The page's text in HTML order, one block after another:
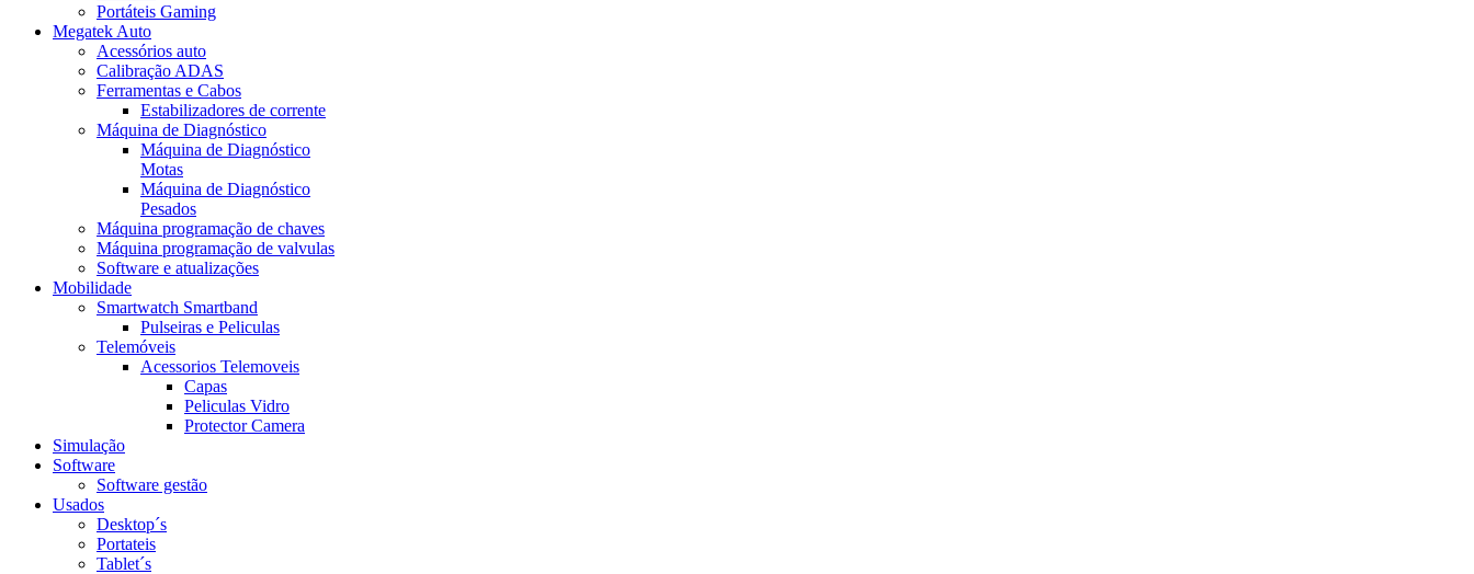
Portáteis Gaming
Megatek Auto
Acessórios auto
Calibração ADAS
Ferramentas e Cabos
Estabilizadores de corrente
Máquina de Diagnóstico
Máquina de Diagnóstico
Motas
Máquina de Diagnóstico
Pesados
Máquina programação de chaves
Máquina programação de valvulas
Software e atualizações
Mobilidade
Smartwatch Smartband
Pulseiras e Peliculas
Telemóveis
Acessorios Telemoveis
Capas
Peliculas Vidro
Protector Camera
Simulação
Software
Software gestão
Usados
Desktop´s
Portateis
Tablet´s